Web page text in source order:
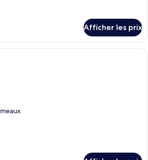
Afficher les prix
Une salle de bain moderne avec un